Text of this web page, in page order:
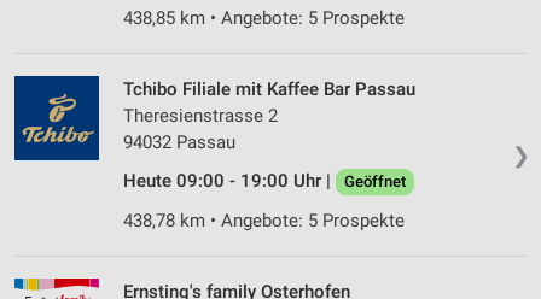
438,85 km • Angebote: 5 Prospekte
❯
Tchibo Filiale mit Kaffee Bar Passau
Theresienstrasse 2
94032 Passau
Heute 09:00 - 19:00 Uhr |
Geöffnet
438,78 km • Angebote: 5 Prospekte
Ernsting's family Osterhofen